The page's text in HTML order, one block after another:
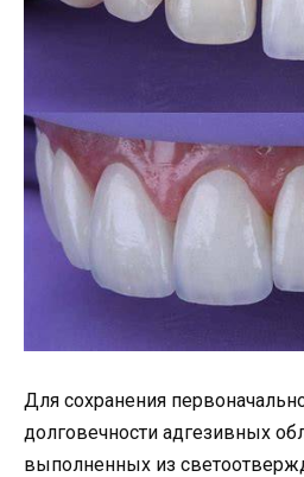
Для сохранения
долговечности адгезивных
выполненных из